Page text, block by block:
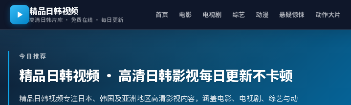
精品日韩视频
高清日韩片库 · 免费在线 · 每日更新
首页 电影 电视剧 综艺 动漫 悬疑惊悚 动作大片
今日推荐
精品日韩视频 · 高清日韩影视每日更新不卡顿
精品日韩视频专注日本、韩国及亚洲地区高清影视内容，涵盖电影、电视剧、综艺与动